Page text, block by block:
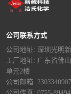
公司联系方式
公司地址: 深圳光明
工厂地址: 广东省佛
单元2楼
公司邮箱: